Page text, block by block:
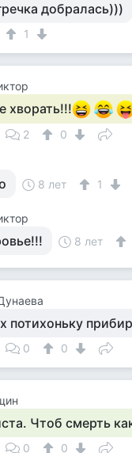
добралась)))
1
хворать!!!
2 0
8 лет 1
8 лет
потихоньку
0 0
Чтоб смерть
0 0